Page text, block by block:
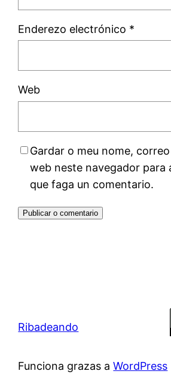
Enderezo electrónico *
Web
Gardar o meu nome,
web neste navegador para
que faga un comentario.
Ribadeando
Funciona grazas aWordPress